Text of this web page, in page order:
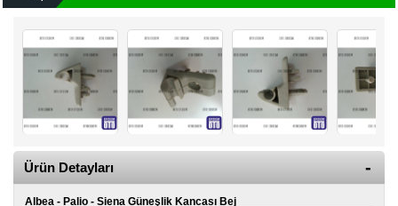
Kategoriler
Renault
Yedek
Fiat
Parça
TOFAŞ
Yedek
Ürün Detayları
Albea - Palio - Siena Güneşlik Kancası Bej